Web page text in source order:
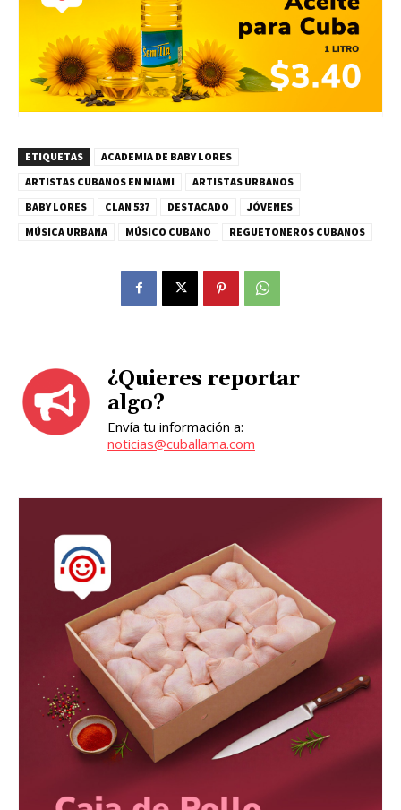
ETIQUETAS
ACADEMIA DE BABY LORES
ARTISTAS CUBANOS EN MIAMI
ARTISTAS URBANOS
BABY LORES
CLAN 537 DESTACADO
JÓVENES
MÚSICA URBANA
MÚSICO CUBANO REGUETONEROS CUBANOS
¿Quieres reportar
algo?
Envía tu información a:
noticias@cuballama.com